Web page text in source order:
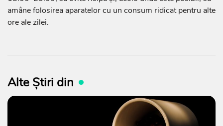
amâne folosirea aparatelor cu un consum ridicat pentru alte
ore ale zilei.
Alte Știri din